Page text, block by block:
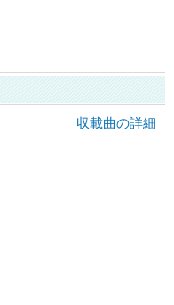
収載曲の詳細